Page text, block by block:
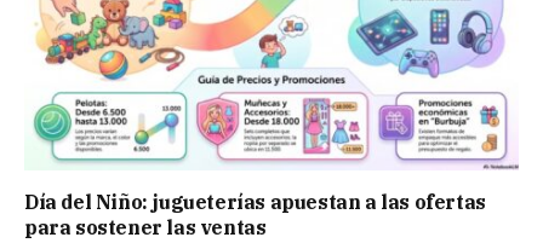
Día del Niño: jugueterías apuestan a las ofertas
para sostener las ventas